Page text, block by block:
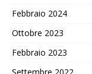
Febbraio 2024
Ottobre 2023
Febbraio 2023